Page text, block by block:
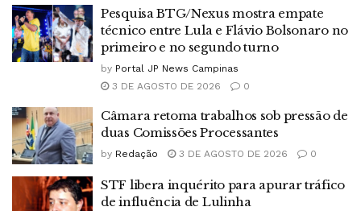
Pesquisa BTG/Nexus mostra empate
técnico entre Lula e Flávio Bolsonaro no
primeiro e no segundo turno
by Portal JP News Campinas
3 DE AGOSTO DE 2026
0
Câmara retoma trabalhos sob pressão de
duas Comissões Processantes
by Redação 3 DE AGOSTO DE 2026 0
STF libera inquérito para apurar tráfico
de influência de Lulinha